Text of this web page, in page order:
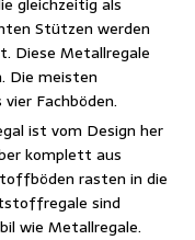
Stützen werden
Diese Metallregale
Die meisten
Fachböden.
ist vom Design her
komplett aus
rasten in die
sind
wie Metallregale.